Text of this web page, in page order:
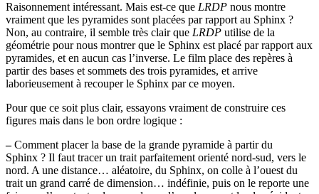
Raisonnement intéressant. Mais est-ce que LRDP nous montre
vraiment que les pyramides sont placées par rapport au Sphinx ?
Non, au contraire, il semble très clair que LRDP utilise de la
géométrie pour nous montrer que le Sphinx est placé par rapport aux
pyramides, et en aucun cas l’inverse. Le film place des repères à
partir des bases et sommets des trois pyramides, et arrive
laborieusement à recouper le Sphinx par ce moyen.
Pour que ce soit plus clair, essayons vraiment de construire ces
figures mais dans le bon ordre logique :
–Comment placer la base de la grande pyramide à partir du
Sphinx ? Il faut tracer un trait parfaitement orienté nord-sud, vers le
nord. A une distance… aléatoire, du Sphinx, on colle à l’ouest du
trait un grand carré de dimension… indéfinie, puis on le reporte une